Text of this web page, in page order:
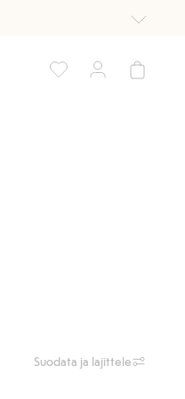
Suodata ja lajittele